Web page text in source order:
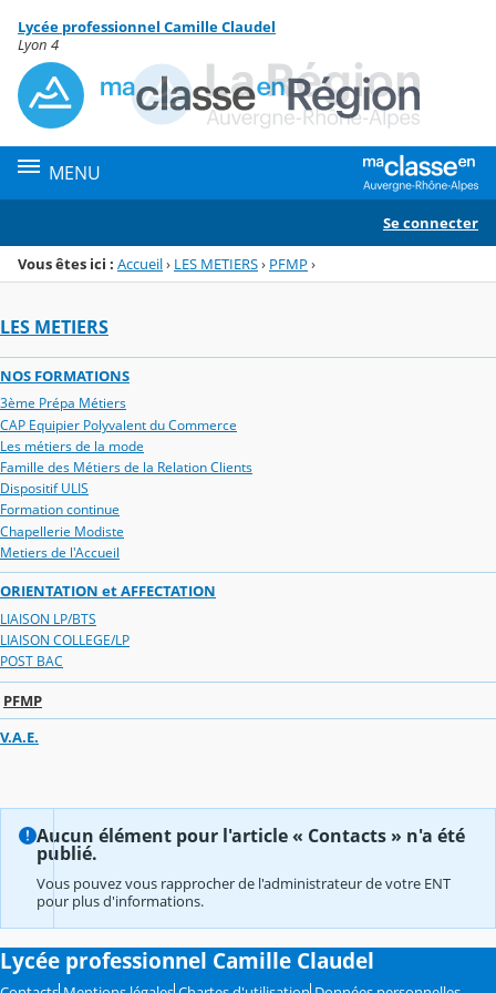
Menu de la rubrique
Contenu
Lycée professionnel Camille Claudel
Lyon 4
MENU
Se connecter
Vous êtes ici : Accueil› LES METIERS› PFMP ›
LES METIERS
NOS FORMATIONS
3ème Prépa Métiers
CAP Equipier Polyvalent du Commerce
Les métiers de la mode
Famille des Métiers de la Relation Clients
Dispositif ULIS
Formation continue
Chapellerie Modiste
Metiers de l'Accueil
ORIENTATION et AFFECTATION
LIAISON LP/BTS
LIAISON COLLEGE/LP
POST BAC
PFMP
V.A.E.
Aucun élément pour l'article « Contacts » n'a été
publié.
Vous pouvez vous rapprocher de l'administrateur de votre ENT
pour plus d'informations.
Lycée professionnel Camille Claudel